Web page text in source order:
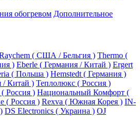
обогревом Дополнительное
( США / Бельгия ) Thermo (
) Eberle ( Германия / Китай ) Ergert
( Польша ) Hemstedt ( Германия )
/ Китай ) Теплолюкс ( Россия )
Россия ) Национальный Комфорт (
( Россия ) Rexva ( Южная Корея ) IN-
DS Electronics ( Украина ) OJ